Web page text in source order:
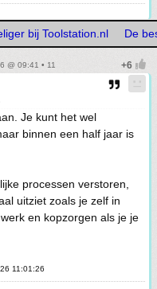
bij Toolstation.nl De
@ 09:41 • 11
Je kunt het wel
binnen een half jaar is
processen verstoren,
uitziet zoals je zelf in
en kopzorgen als je je
11:01:26